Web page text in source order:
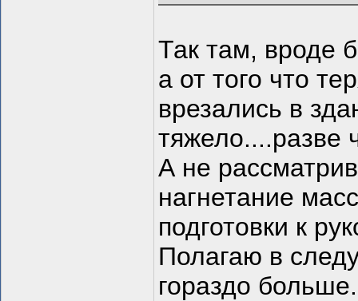
Так там, вроде
а от того что
врезались в
тяжело....разве
А не
нагнетание
подготовки к
Полагаю в
гораздо больше.